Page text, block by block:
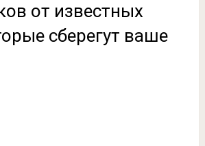
от известных
сберегут ваше